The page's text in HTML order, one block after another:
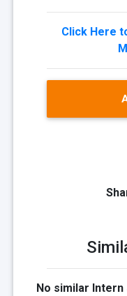
Click Here
No similar